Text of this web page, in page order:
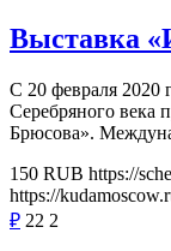
Выставка
С 20 февраля 2020
Серебряного века
Брюсова».
150 RUB https://
https://
₽ 22 2